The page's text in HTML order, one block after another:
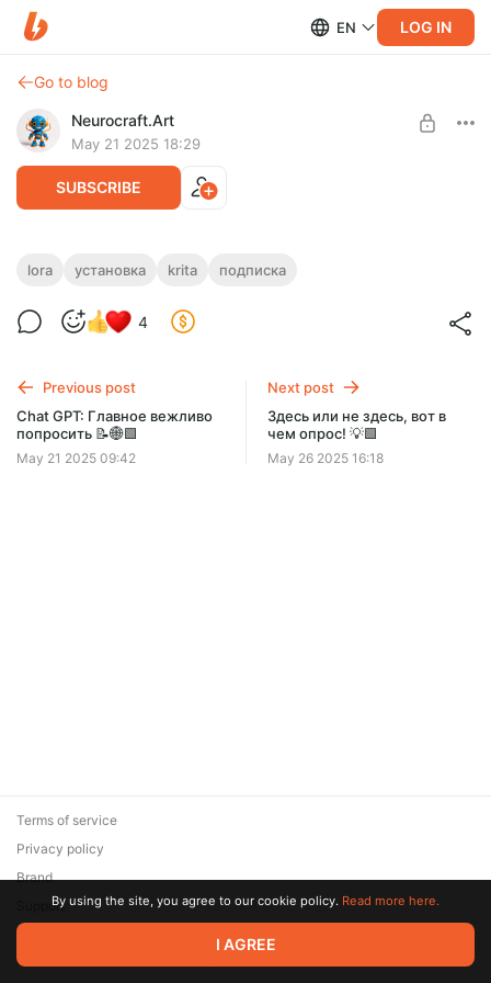
EN LOG IN
Go to blog
Neurocraft.Art
May 21 2025 18:29
SUBSCRIBE
LoRA SD XL (horsemb.safetensors):
Новая LoRA - генерация лошадей, жирафов, слонов в
НЕЙРО-КРАФТЕР
lora установка krita подписка
4
Previous post
Chat GPT: Главное вежливо
попросить 📝🌐🟩
May 21 2025 09:42
Next post
Здесь или не здесь, вот в
чем опрос! 💡🟩
May 26 2025 16:18
© 2026 Zaya Solutions Limited. All rights reserved. All trademarks
are the property of their respective owners.
Terms of service
Privacy policy
Brand
SupportBy using the site, you agree to our cookie policy. Read more here.
I AGREE